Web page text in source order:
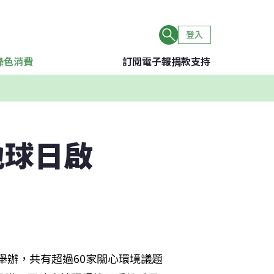
登入
色消費 訂閱電子報捐款支持
日啟
辦，共有超過60家關心環境議題